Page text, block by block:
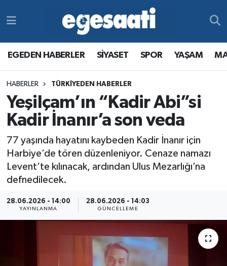
EGEDEN HABERLER SİYASET SPOR YAŞAM
HABERLER TÜRKİYEDEN HABERLER
Yeşilçam’ın “Kadir Abi”si
Kadir İnanır’a son veda
77 yaşında hayatını kaybeden Kadir İnanır için
Harbiye’de tören düzenleniyor. Cenaze namazı
Levent’te kılınacak, ardından Ulus Mezarlığı’na
defnedilecek.
28.06.2026 - 14:00
YAYINLANMA
28.06.2026 - 14:03
GÜNCELLEME
MAGAZİN
RESMİ REKLAMLAR
YAŞAM
MAGAZİN
RESMİ REKLAMLAR
Tüm Manşetler
Son Dakika Haberleri
Haber Arşivi